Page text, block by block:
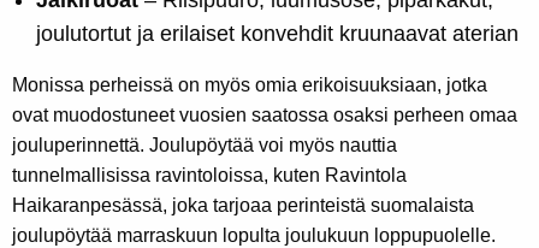
joulutortut ja erilaiset konvehdit kruunaavat aterian
Monissa perheissä on myös omia erikoisuuksiaan, jotka
ovat muodostuneet vuosien saatossa osaksi perheen omaa
jouluperinnettä. Joulupöytää voi myös nauttia
tunnelmallisissa ravintoloissa, kuten Ravintola
Haikaranpesässä, joka tarjoaa perinteistä suomalaista
joulupöytää marraskuun lopulta joulukuun loppupuolelle.